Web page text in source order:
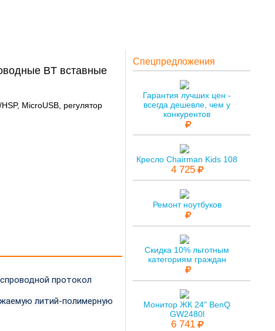
BT вставные
MicroUSB, регулятор
протокол
литий-полимерную
Спецпредложения
Гарантия лучших цен -
всегда дешевле, чем у
конкурентов
Кресло Chairman Kids 108
4 725
Ремонт ноутбуков
Скидка 10% льготным
категориям граждан
Монитор ЖК 24" BenQ
GW2480l
6 741